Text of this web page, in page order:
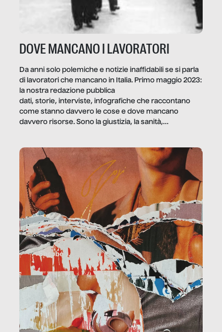
DOVE MANCANO I LAVORATORI
Da anni solo polemiche e notizie inaffidabili se si parla
di lavoratori che mancano in Italia. Primo maggio 2023:
la nostra redazione pubblica
dati, storie, interviste, infografiche che raccontano
come stanno davvero le cose e dove mancano
davvero risorse. Sono la giustizia, la sanità,